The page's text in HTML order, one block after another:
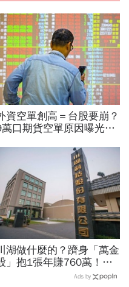
資空單創高＝台股要崩？
口期貨空單原因曝光！
「快換9檔AI飆股」賺Q3大
湖做什麼的？躋身「萬金
」抱1張年賺760萬！傳
產鐵工廠如何翻身「只有兩
Ads by